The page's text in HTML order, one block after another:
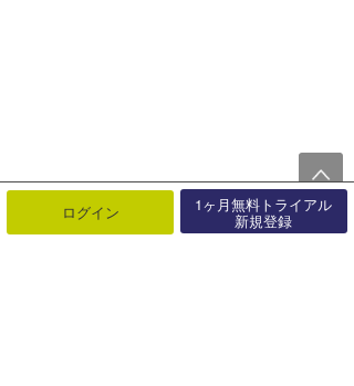
ログイン 1ヶ月無料トライアル
新規登録